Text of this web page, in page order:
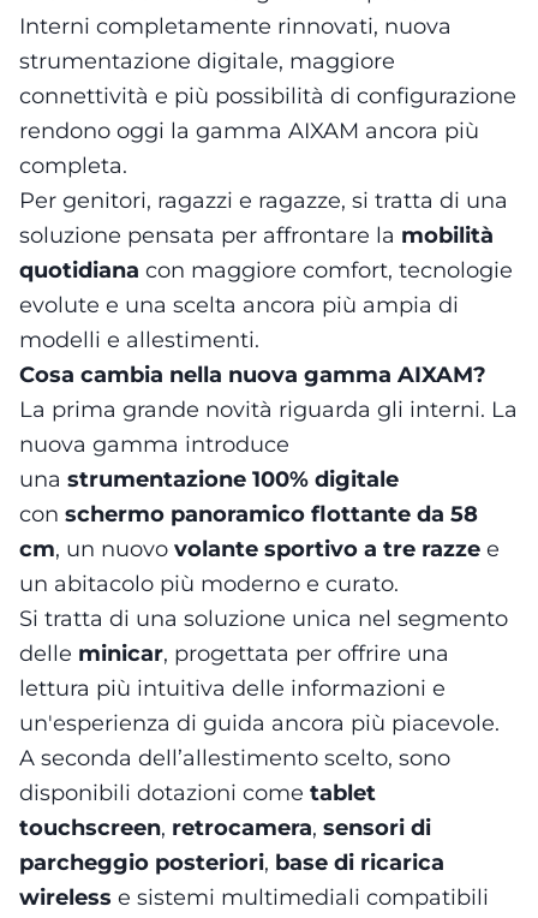
Interni completamente rinnovati, nuova
strumentazione digitale, maggiore
connettività e più possibilità di configurazione
rendono oggi la gamma AIXAM ancora più
completa.
Per genitori, ragazzi e ragazze, si tratta di una
soluzione pensata per affrontare la mobilità
quotidiana con maggiore comfort, tecnologie
evolute e una scelta ancora più ampia di
modelli e allestimenti.
Cosa cambia nella nuova gamma AIXAM?
La prima grande novità riguarda gli interni. La
nuova gamma introduce
una strumentazione 100% digitale
con schermo panoramico flottante da 58
cm, un nuovo volante sportivo a tre razze e
un abitacolo più moderno e curato.
Si tratta di una soluzione unica nel segmento
delle minicar, progettata per offrire una
lettura più intuitiva delle informazioni e
un'esperienza di guida ancora più piacevole.
A seconda dell’allestimento scelto, sono
disponibili dotazioni come tablet
touchscreen, retrocamera, sensori di
parcheggio posteriori, base di ricarica
wireless e sistemi multimediali compatibili